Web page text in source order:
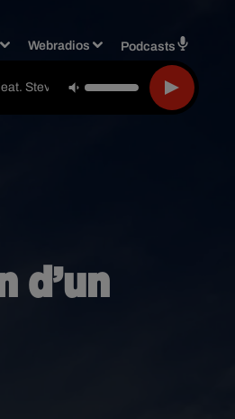
Webradios Podcasts
Steve Aoki & Greecy
d’un